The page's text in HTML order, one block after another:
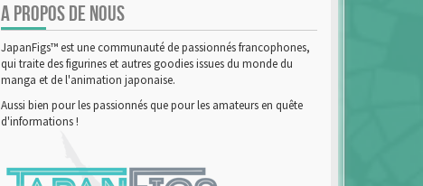
A PROPOS DE NOUS
JapanFigs™ est une communauté de passionnés francophones,
qui traite des figurines et autres goodies issues du monde du
manga et de l'animation japonaise.
Aussi bien pour les passionnés que pour les amateurs en quête
d'informations !